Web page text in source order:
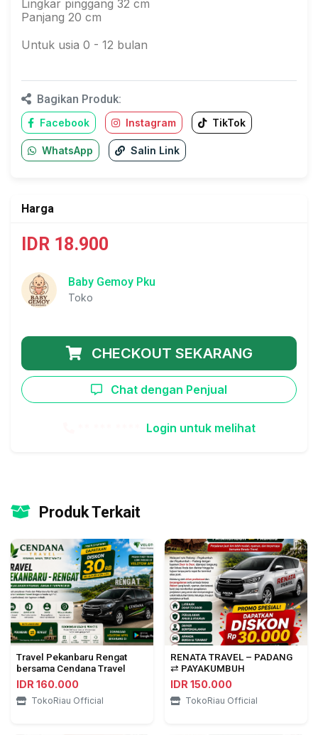
Lingkar pinggang 32 cm
Panjang 20 cm
Untuk usia 0 - 12 bulan
Bagikan Produk:
Facebook Instagram TikTok
WhatsApp Salin Link
Harga
IDR 18.900
Baby Gemoy Pku
Toko
CHECKOUT SEKARANG
Chat dengan Penjual
Login untuk melihat
Produk Terkait
Travel Pekanbaru Rengat
bersama Cendana Travel
IDR 160.000
TokoRiau Official
RENATA TRAVEL – PADANG
⇄ PAYAKUMBUH
IDR 150.000
TokoRiau Official